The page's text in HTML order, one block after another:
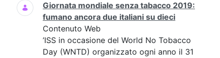
Giornata mondiale senza tabacco 2019:
fumano ancora due italiani su dieci
Contenuto Web
’ISS in occasione del World No Tobacco
Day (WNTD) organizzato ogni anno il 31